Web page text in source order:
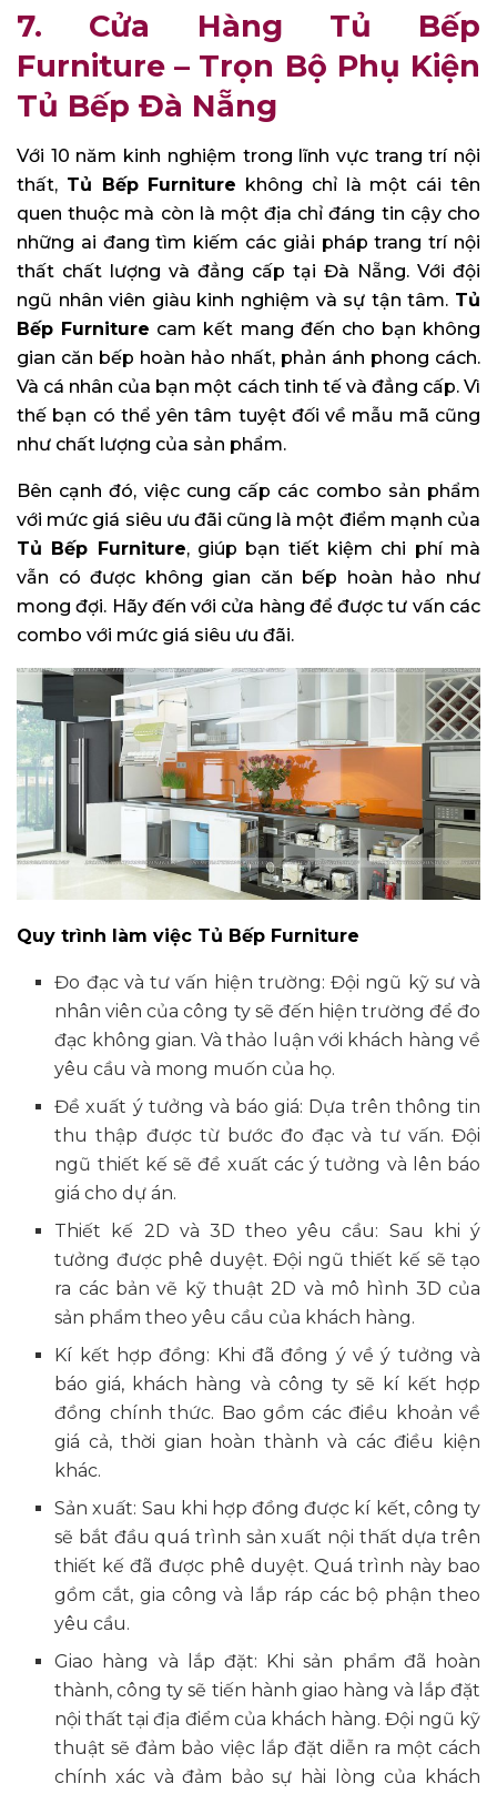
7. Cửa Hàng Tủ Bếp
Furniture – Trọn Bộ Phụ Kiện
Tủ Bếp Đà Nẵng
Với 10 năm kinh nghiệm trong lĩnh vực trang trí nội
thất, Tủ Bếp Furniture không chỉ là một cái tên
quen thuộc mà còn là một địa chỉ đáng tin cậy cho
những ai đang tìm kiếm các giải pháp trang trí nội
thất chất lượng và đẳng cấp tại Đà Nẵng. Với đội
ngũ nhân viên giàu kinh nghiệm và sự tận tâm. Tủ
Bếp Furniture cam kết mang đến cho bạn không
gian căn bếp hoàn hảo nhất, phản ánh phong cách.
Và cá nhân của bạn một cách tinh tế và đẳng cấp. Vì
thế bạn có thể yên tâm tuyệt đối về mẫu mã cũng
như chất lượng của sản phẩm.
Bên cạnh đó, việc cung cấp các combo sản phẩm
với mức giá siêu ưu đãi cũng là một điểm mạnh của
Tủ Bếp Furniture, giúp bạn tiết kiệm chi phí mà
vẫn có được không gian căn bếp hoàn hảo như
mong đợi. Hãy đến với cửa hàng để được tư vấn các
combo với mức giá siêu ưu đãi.
Quy trình làm việc Tủ Bếp Furniture
Đo đạc và tư vấn hiện trường: Đội ngũ kỹ sư và
nhân viên của công ty sẽ đến hiện trường để đo
đạc không gian. Và thảo luận với khách hàng về
yêu cầu và mong muốn của họ.
Đề xuất ý tưởng và báo giá: Dựa trên thông tin
thu thập được từ bước đo đạc và tư vấn. Đội
ngũ thiết kế sẽ đề xuất các ý tưởng và lên báo
giá cho dự án.
Thiết kế 2D và 3D theo yêu cầu: Sau khi ý
tưởng được phê duyệt. Đội ngũ thiết kế sẽ tạo
ra các bản vẽ kỹ thuật 2D và mô hình 3D của
sản phẩm theo yêu cầu của khách hàng.
Kí kết hợp đồng: Khi đã đồng ý về ý tưởng và
báo giá, khách hàng và công ty sẽ kí kết hợp
đồng chính thức. Bao gồm các điều khoản về
giá cả, thời gian hoàn thành và các điều kiện
khác.
Sản xuất: Sau khi hợp đồng được kí kết, công ty
sẽ bắt đầu quá trình sản xuất nội thất dựa trên
thiết kế đã được phê duyệt. Quá trình này bao
gồm cắt, gia công và lắp ráp các bộ phận theo
yêu cầu.
Giao hàng và lắp đặt: Khi sản phẩm đã hoàn
thành, công ty sẽ tiến hành giao hàng và lắp đặt
nội thất tại địa điểm của khách hàng. Đội ngũ kỹ
thuật sẽ đảm bảo việc lắp đặt diễn ra một cách
chính xác và đảm bảo sự hài lòng của khách